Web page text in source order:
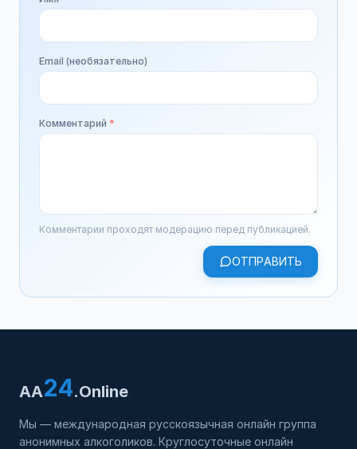
Email (необязательно)
Комментарий *
Комментарии проходят модерацию перед публикацией.
ОТПРАВИТЬ
AA24.Online
Мы — международная русскоязычная онлайн группа
анонимных алкоголиков. Круглосуточные онлайн